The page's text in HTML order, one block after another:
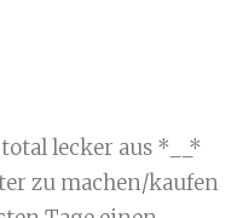
lecker aus *__*
zu machen/kaufen